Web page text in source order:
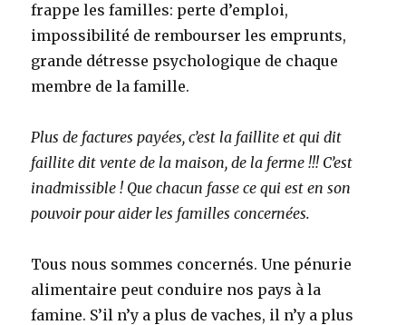
frappe les familles: perte d’emploi,
impossibilité de rembourser les emprunts,
grande détresse psychologique de chaque
membre de la famille.
Plus de factures payées, c’est la faillite et qui dit
faillite dit vente de la maison, de la ferme !!! C’est
inadmissible ! Que chacun fasse ce qui est en son
pouvoir pour aider les familles concernées.
Tous nous sommes concernés. Une pénurie
alimentaire peut conduire nos pays à la
famine. S’il n’y a plus de vaches, il n’y a plus